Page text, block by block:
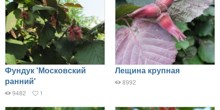
Фундук 'Московский
ранний'
9482 1
Лещина крупная
8992